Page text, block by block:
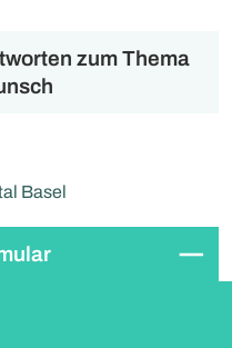
zum Thema
Basel